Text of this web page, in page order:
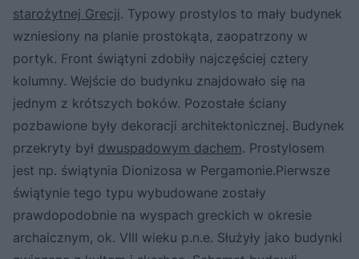
starożytnej Grecji. Typowy prostylos to mały budynek
wzniesiony na planie prostokąta, zaopatrzony w
portyk. Front świątyni zdobiły najczęściej cztery
kolumny. Wejście do budynku znajdowało się na
jednym z krótszych boków. Pozostałe ściany
pozbawione były dekoracji architektonicznej. Budynek
przekryty był dwuspadowym dachem. Prostylosem
jest np. świątynia Dionizosa w Pergamonie.Pierwsze
świątynie tego typu wybudowane zostały
prawdopodobnie na wyspach greckich w okresie
archaicznym, ok. VIII wieku p.n.e. Służyły jako budynki